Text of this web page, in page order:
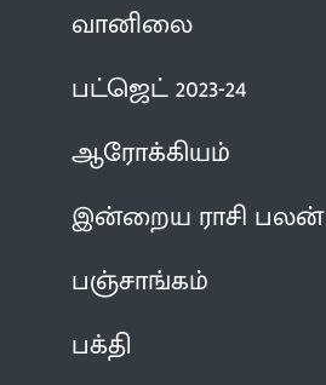
வானிலை
பட்ஜெட் 2023-24
ஆரோக்கியம்
இன்றைய ராசி பலன்
பஞ்சாங்கம்
பக்தி